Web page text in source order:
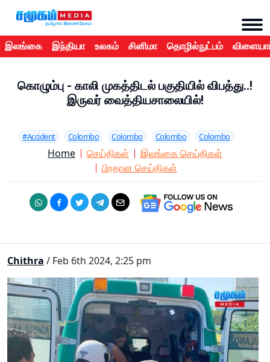
இலங்கை இந்தியா உலகம் சினிமா தொழில்நுட்பம்
கொழும்பு - காலி முகத்திடல் பகுதியில் விபத்து..!
இருவர் வைத்தியசாலையில்!
#Accident Colombo Colombo Colombo Colombo
Home செய்திகள்
இலங்கை செய்திகள்
பிரதான செய்திகள்
Chithra / Feb 6th 2024, 2:25 pm